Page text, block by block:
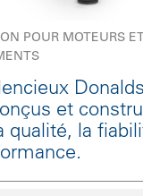
POUR MOTEURS
et
qualité, la